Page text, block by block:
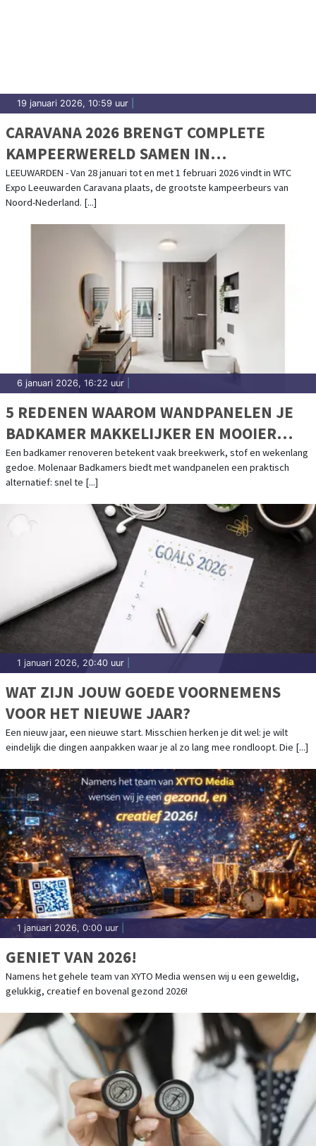
19 januari 2026, 10:59 uur
CARAVANA 2026 BRENGT COMPLETE
KAMPEERWERELD SAMEN IN
LEEUWARDEN
LEEUWARDEN - Van 28 januari tot en met 1 februari 2026 vindt in WTC
Expo Leeuwarden Caravana plaats, de grootste kampeerbeurs van
Noord-Nederland. [...]
6 januari 2026, 16:22 uur
5 REDENEN WAAROM WANDPANELEN JE
BADKAMER MAKKELIJKER EN MOOIER
MAKEN
Een badkamer renoveren betekent vaak breekwerk, stof en wekenlang
gedoe. Molenaar Badkamers biedt met wandpanelen een praktisch
alternatief: snel te [...]
1 januari 2026, 20:40 uur
WAT ZIJN JOUW GOEDE VOORNEMENS
VOOR HET NIEUWE JAAR?
Een nieuw jaar, een nieuwe start. Misschien herken je dit wel: je wilt
eindelijk die dingen aanpakken waar je al zo lang mee rondloopt. Die [...]
1 januari 2026, 0:00 uur
GENIET VAN 2026!
Namens het gehele team van XYTO Media wensen wij u een geweldig,
gelukkig, creatief en bovenal gezond 2026!